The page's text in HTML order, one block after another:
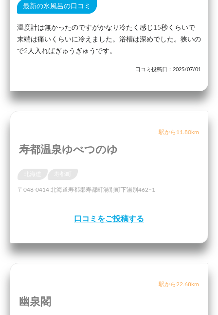
最新の水風呂の口コミ
温度計は無かったのですがかなり冷たく感じ15秒くらいで
末端は痛いくらいに冷えました。浴槽は深めでした。狭いの
で2人入ればぎゅうぎゅうです。
口コミ投稿日：2025/07/01
駅から11.80km
寿都温泉ゆべつのゆ
寿都町
〒048-0414 北海道寿都郡寿都町湯別町下湯別462−1
口コミをご投稿する
駅から22.68km
幽泉閣